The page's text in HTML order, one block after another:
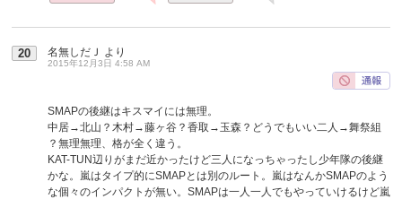
20 名無しだＪ より
2015年12月3日 4:58 AM
SMAPの後継はキスマイには無理。
中居→北山？木村→藤ヶ谷？香取→玉森？どうでもいい二人→舞祭組
？無理無理、格が全く違う。
KAT-TUN辺りがまだ近かったけど三人になっちゃったし少年隊の後継
かな。嵐はタイプ的にSMAPとは別のルート。嵐はなんかSMAPのよう
な個々のインパクトが無い。SMAPは一人一人でもやっていけるけど嵐